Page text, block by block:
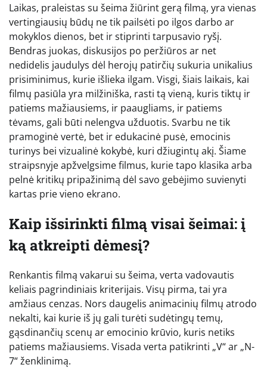
Laikas, praleistas su šeima žiūrint gerą filmą, yra vienas
vertingiausių būdų ne tik pailsėti po ilgos darbo ar
mokyklos dienos, bet ir stiprinti tarpusavio ryšį.
Bendras juokas, diskusijos po peržiūros ar net
nedidelis jaudulys dėl herojų patirčių sukuria unikalius
prisiminimus, kurie išlieka ilgam. Visgi, šiais laikais, kai
filmų pasiūla yra milžiniška, rasti tą vieną, kuris tiktų ir
patiems mažiausiems, ir paaugliams, ir patiems
tėvams, gali būti nelengva užduotis. Svarbu ne tik
pramoginė vertė, bet ir edukacinė pusė, emocinis
turinys bei vizualinė kokybė, kuri džiugintų akį. Šiame
straipsnyje apžvelgsime filmus, kurie tapo klasika arba
pelnė kritikų pripažinimą dėl savo gebėjimo suvienyti
kartas prie vieno ekrano.
Kaip išsirinkti filmą visai šeimai: į
ką atkreipti dėmesį?
Renkantis filmą vakarui su šeima, verta vadovautis
keliais pagrindiniais kriterijais. Visų pirma, tai yra
amžiaus cenzas. Nors daugelis animacinių filmų atrodo
nekalti, kai kurie iš jų gali turėti sudėtingų temų,
gąsdinančių scenų ar emocinio krūvio, kuris netiks
patiems mažiausiems. Visada verta patikrinti „V“ ar „N-
7“ ženklinimą.